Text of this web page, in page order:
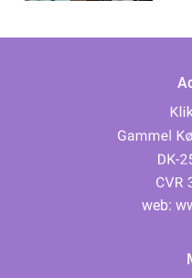
web: